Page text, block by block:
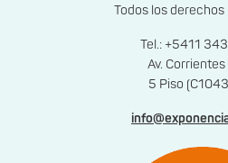
Todos los
Tel.: +5411
Av.
5 Piso